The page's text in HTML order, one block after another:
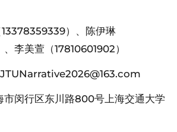
13378359339）、陈伊琳
、李美萱（17810601902）
市闵行区东川路800号上海交通大学